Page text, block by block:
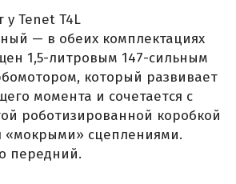
у Tenet T4L
— в обеих комплектациях
1,5-литровым 147-сильным
который развивает
момента и сочетается с
роботизированной коробкой
«мокрыми» сцеплениями.
передний.